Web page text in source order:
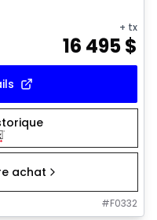
+ tx
16 495$
achat
#F0332